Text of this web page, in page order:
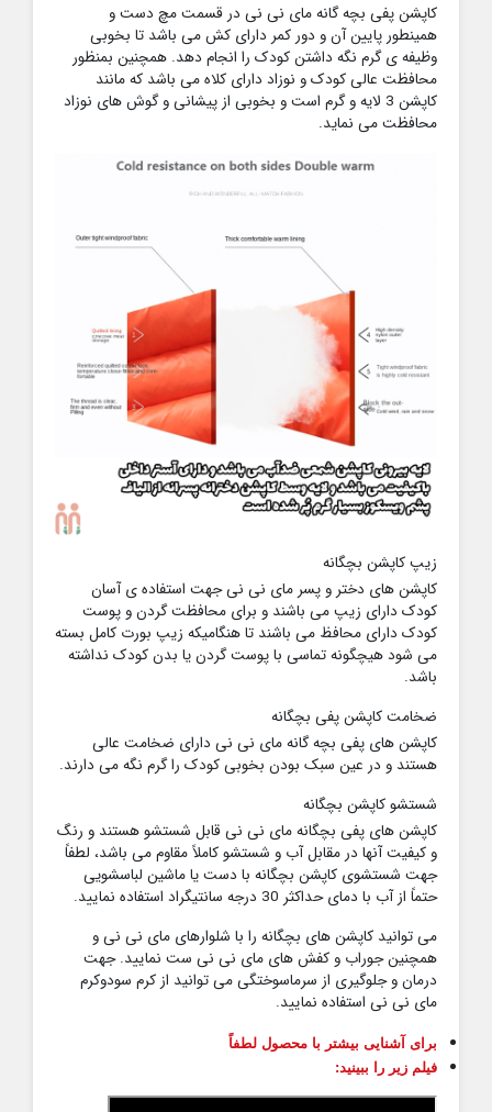
کاپشن پفی بچه گانه مای نی نی در قسمت مچ دست و
همینطور پایین آن و دور کمر دارای کش می باشد تا بخوبی
وظیفه ی گرم نگه داشتن کودک را انجام دهد. همچنین بمنظور
محافظت عالی کودک و نوزاد دارای کلاه می باشد که مانند
کاپشن 3 لایه و گرم است و بخوبی از پیشانی و گوش های نوزاد
محافظت می نماید.
زیپ کاپشن بچگانه
کاپشن های دختر و پسر مای نی نی جهت استفاده ی آسان
کودک دارای زیپ می باشند و برای محافظت گردن و پوست
کودک دارای محافظ می باشند تا هنگامیکه زیپ بورت کامل بسته
می شود هیچگونه تماسی با پوست گردن یا بدن کودک نداشته
باشد.
ضخامت کاپشن پفی بچگانه
کاپشن های پفی بچه گانه مای نی نی دارای ضخامت عالی
هستند و در عین سبک بودن بخوبی کودک را گرم نگه می دارند.
شستشو کاپشن بچگانه
کاپشن های پفی بچگانه مای نی نی قابل شستشو هستند و رنگ
و کیفیت آنها در مقابل آب و شستشو کاملاً مقاوم می باشد، لطفاً
جهت شستشوی کاپشن بچگانه با دست یا ماشین لباسشویی
حتماً از آب با دمای حداکثر 30 درجه سانتیگراد استفاده نمایید.
می توانید کاپشن های بچگانه را با شلوارهای مای نی نی و
همچنین جوراب و کفش های مای نی نی ست نمایید. جهت
درمان و جلوگیری از سرماسوختگی می توانید از کرم سودوکرم
مای نی نی استفاده نمایید.
برای آشنایی بیشتر با محصول لطفاً
فیلم زیر را ببینید: